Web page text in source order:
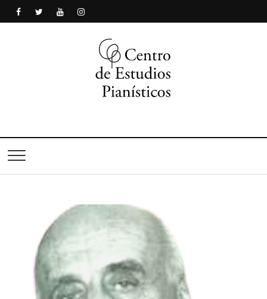
Centro de Estudios